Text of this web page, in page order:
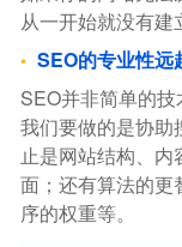
从一开始就没有建
SEO的专业性远
SEO并非简单的技
我们要做的是协助
止是网站结构、
面；还有算法的
序的权重等。